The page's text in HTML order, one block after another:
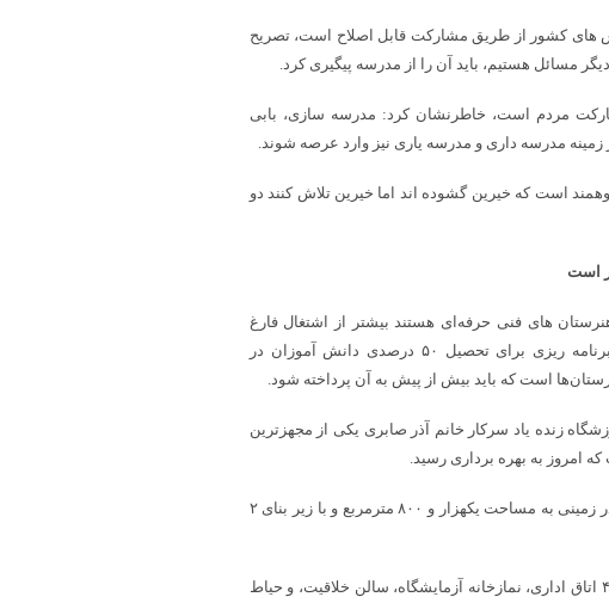
های کشور از طریق مشارکت قابل اصلاح است، تصریح
مسائل هستیم، باید آن را از مدرسه پیگیری کرد.
مردم است، خاطرنشان کرد: مدرسه سازی، بابی
مدرسه داری و مدرسه یاری نیز وارد عرصه شوند.
است که خیرین گشوده اند اما خیرین تلاش کنند دو
های فنی حرفه‌ای هستند بیشتر از اشتغال فارغ
التحصیلان دانشگاه است، گفت: در سال تحصیلی آینده، برنامه ریزی برای تحصیل ۵۰ درصدی دانش آموزان در
است که باید بیش از پیش به آن پرداخته شود.
زنده یاد سرکار خانم آذر صابری یکی از مجهزترین
این آموزشگاه خیرساز با اعتباری بیش بر ۳۴۰ میلیارد ریال در زمینی به مساحت یکهزار و ۸۰۰ مترمربع و با زیر بنای ۲
آموزشگاه صابری ویژه دوره ابتدایی دارای ۱۶ کلاس درس، ۴ اتاق اداری، نمازخانه آزمایشگاه، سالن خلاقیت، و حیاط